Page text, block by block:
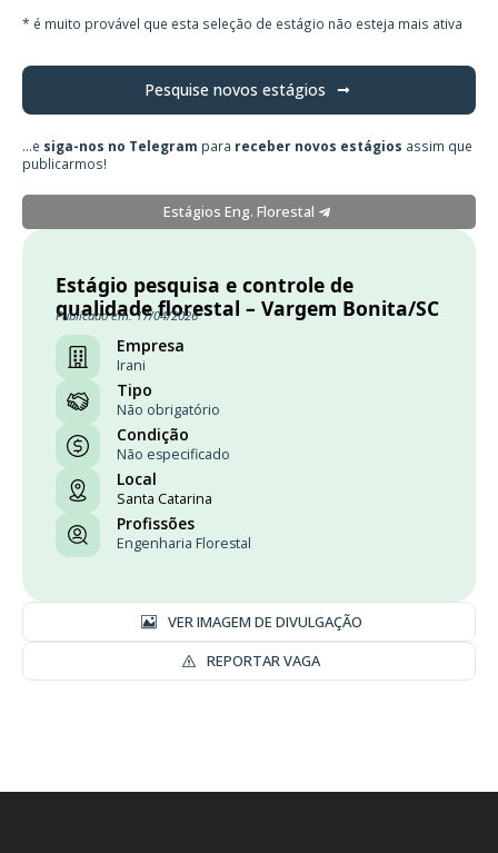
* é muito provável que esta seleção de estágio não esteja mais ativa
Pesquise novos estágios
...e siga-nos no Telegram para receber novos estágios assim que
publicarmos!
Estágios Eng. Florestal
Estágio pesquisa e controle de
qualidade florestal – Vargem Bonita/SC
Publicado em: 17/04/2026
Empresa
Irani
Tipo
Não obrigatório
Condição
Não especificado
Local
Santa Catarina
Profissões
Engenharia Florestal
VER IMAGEM DE DIVULGAÇÃO
REPORTAR VAGA